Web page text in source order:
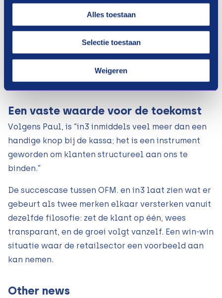
Alles toestaan
Selectie toestaan
Weigeren
winkelmandje.
En er is meer dat opvalt:“Klanten kopen met in3
bewuster. Daardoor zien we dat het aantal
retouren aanzienlijk lager ligt dan bij andere BNPL
betaalmethodes. Een hoger bonbedrag en minder
retouren, dat is precies waar het om draait.”
Een vaste waarde voor de toekomst
Volgens Paul, is “in3 inmiddels veel meer dan een
handige knop bij de kassa; het is een instrument
geworden om klanten structureel aan ons te
binden.”
De succescase tussen OFM. en in3 laat zien wat er
gebeurt als twee merken elkaar versterken vanuit
dezelfde filosofie: zet de klant op één, wees
transparant, en de groei volgt vanzelf. Een win-win
situatie waar de retailsector een voorbeeld aan
kan nemen.
Other news